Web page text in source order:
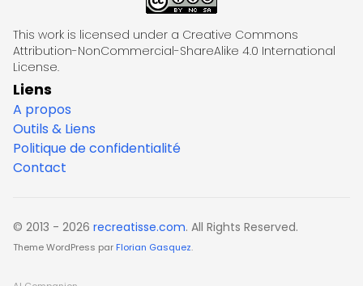
This work is licensed under a Creative Commons
Attribution-NonCommercial-ShareAlike 4.0 International
License.
Liens
A propos
Outils & Liens
Politique de confidentialité
Contact
© 2013 - 2026 recreatisse.com. All Rights Reserved.
Theme WordPress par Florian Gasquez.